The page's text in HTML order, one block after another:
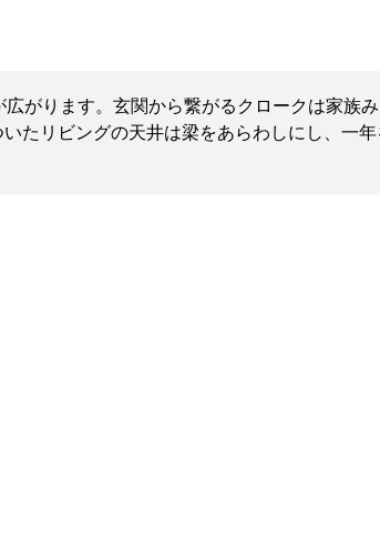
がります。玄関から繋がるクロークは家族
リビングの天井は梁をあらわしにし、一